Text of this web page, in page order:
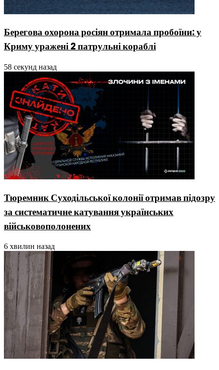
Берегова охорона росіян отримала пробоїни: у
Криму уражені 2 патрульні кораблі
58 секунд назад
Тюремник Суходільської колонії отримав підозру
за систематичне катування українських
військовополонених
6 хвилин назад